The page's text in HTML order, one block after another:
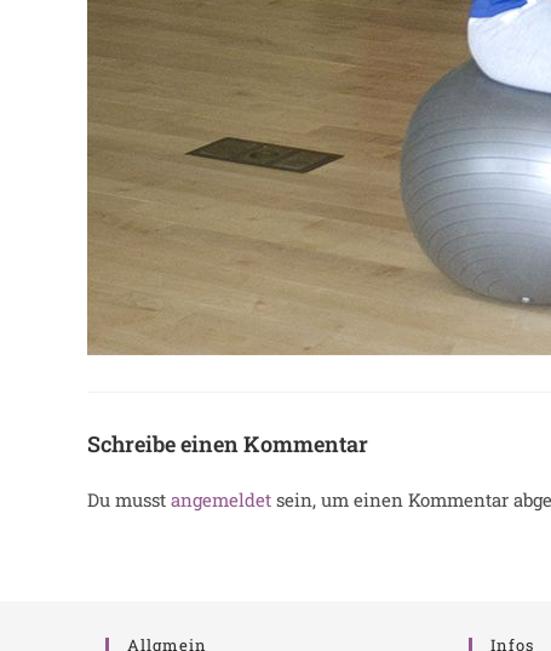
Schreibe einen Kommentar
Du musst angemeldet sein, um einen Kommentar
Allgmein Infos